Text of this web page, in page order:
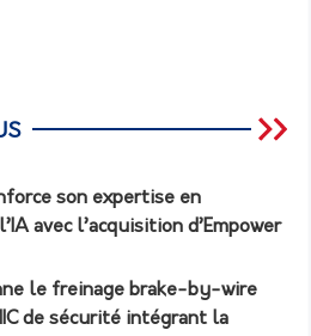
son expertise en
avec l’acquisition d’Empower
le freinage brake-by-wire
de sécurité intégrant la